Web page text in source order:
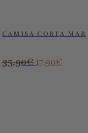
CAMISA CORTA MAR
35,90€ 17,90€